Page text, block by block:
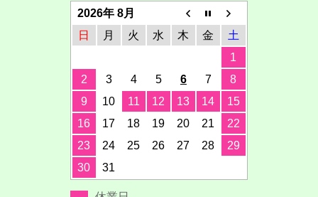
2026年 8月
日
月 火 水 木 金
土
1
2
3 4 5 6 7
8
9
10 11 12 13 14
15
16
17 18 19 20 21
22
23
24 25 26 27 28
29
30
31